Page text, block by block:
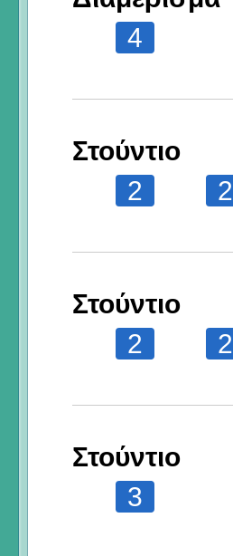
4
Στούντιο
2
2
Στούντιο
2
2
Στούντιο
3